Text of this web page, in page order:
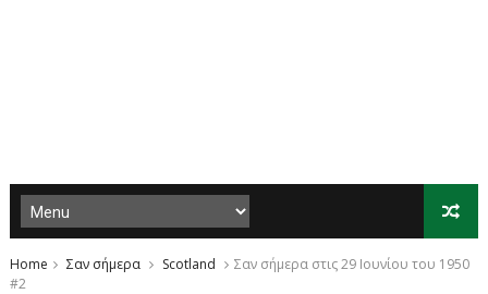
Home Σαν σήμερα Scotland
Σαν σήμερα στις 29 Ιουνίου του 1950
#2